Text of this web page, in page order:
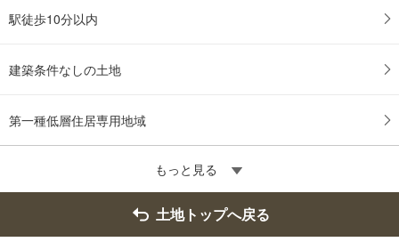
駅徒歩10分以内
建築条件なしの土地
第一種低層住居専用地域
もっと見る
土地トップへ戻る